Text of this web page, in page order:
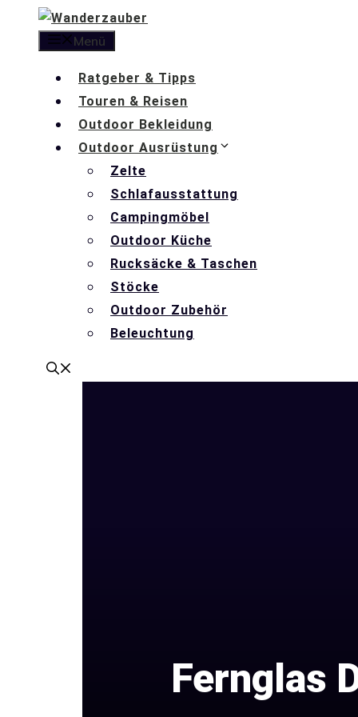
Menü
Ratgeber & Tipps
Touren & Reisen
Outdoor Bekleidung
Outdoor Ausrüstung
Zelte
Schlafausstattung
Campingmöbel
Outdoor Küche
Rucksäcke & Taschen
Stöcke
Outdoor Zubehör
Beleuchtung
Fernglas